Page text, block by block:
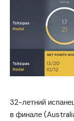
32-летний
в финале